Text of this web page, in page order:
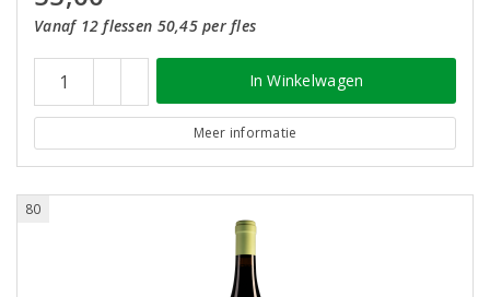
Vanaf 12 flessen 50,45 per fles
In Winkelwagen
Meer informatie
80